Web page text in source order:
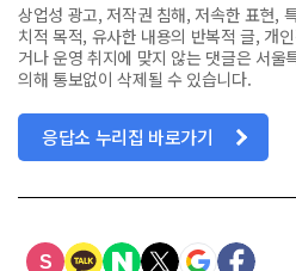
상업성 광고, 저작권 침해, 저속한 표현,
치적 목적, 유사한 내용의 반복적 글, 개
거나 운영 취지에 맞지 않는 댓글은 서울
의해 통보없이 삭제될 수 있습니다.
응답소 누리집 바로가기